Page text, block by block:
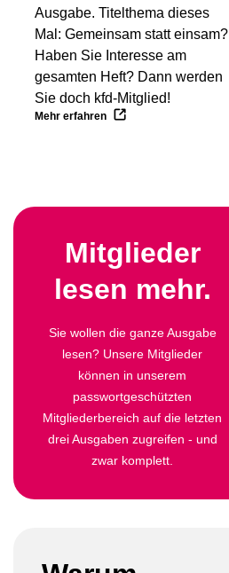
Ausgabe. Titelthema dieses
Mal: Gemeinsam statt einsam?
Haben Sie Interesse am
gesamten Heft? Dann werden
Sie doch kfd-Mitglied!
Mehr erfahren
Mitglieder
lesen mehr.
Sie wollen die ganze Ausgabe
lesen? Unsere Mitglieder
können in unserem
passwortgeschützten
Mitgliederbereich auf die letzten
drei Ausgaben zugreifen - und
zwar komplett.